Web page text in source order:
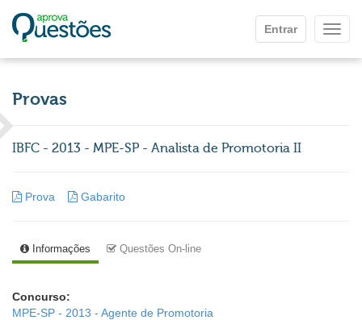
Entrar
Provas
IBFC - 2013 - MPE-SP - Analista de Promotoria II
Prova Gabarito
Informações Questões On-line
Concurso:
MPE-SP - 2013 - Agente de Promotoria